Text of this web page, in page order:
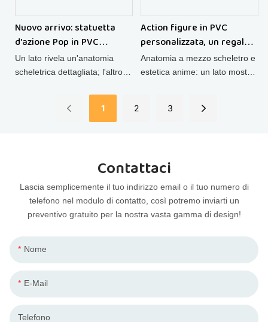
Nuovo arrivo: statuetta
d'azione Pop in PVC
personalizzata da 6 pollici
per artisti.
Un lato rivela un'anatomia
scheletrica dettagliata; l'altro
figure anime in PVC placcata
passione, ideale per essere
esposta su una scrivania o
come pezzo forte su uno
Action figure in PVC
personalizzata, un regalo
di grande successo.
Anatomia a mezzo scheletro e
estetica anime: un lato mostra
l'altro rivela la struttura
1 2 3
Contattaci
Lascia semplicemente il tuo indirizzo email o il tuo numero di
telefono nel modulo di contatto, così potremo inviarti un
preventivo gratuito per la nostra vasta gamma di design!
Nome
E-Mail
Telefono